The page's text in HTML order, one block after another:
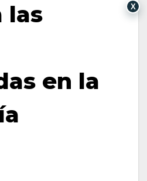
las
en la
X